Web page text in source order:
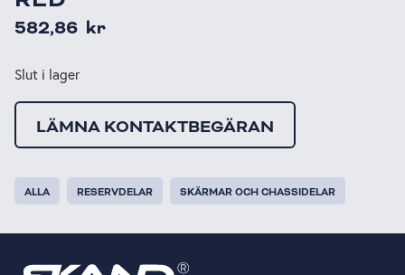
582,86 kr
Slut i lager
LÄMNA KONTAKTBEGÄRAN
ALLA RESERVDELAR SKÄRMAR OCH CHASSIDELAR